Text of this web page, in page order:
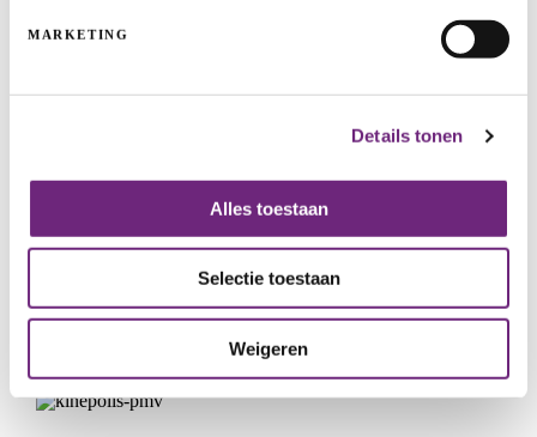
MARKETING
Details tonen
Alles toestaan
Selectie toestaan
Weigeren